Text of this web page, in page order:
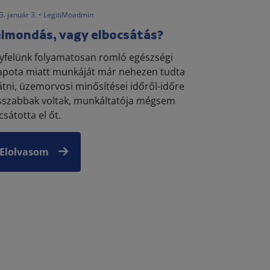
január 3. • LegitiMoadmin
vagy elbocsátás?
folyamatosan romló egészségi
miatt munkáját már nehezen tudta
üzemorvosi minősítései időről-időre
voltak, munkáltatója mégsem
el őt.
Elolvasom